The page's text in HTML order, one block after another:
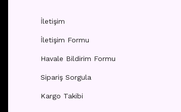
A5 - TRAGUS
Fiyatları görebilmek için
İletişim
İletişim Formu
Havale Bildirim Formu
Sipariş Sorgula
Kargo Takibi